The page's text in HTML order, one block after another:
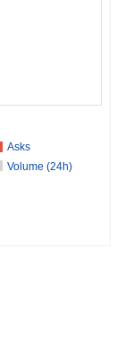
Asks
Volume (24h)